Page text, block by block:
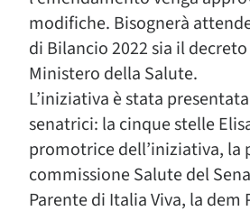
modifiche. Bisognerà
di Bilancio 2022 sia il
Ministero della Salute.
L’iniziativa è stata
senatrici: la cinque stelle
promotrice dell’iniziativa, la
commissione Salute del
Parente di Italia Viva, la dem